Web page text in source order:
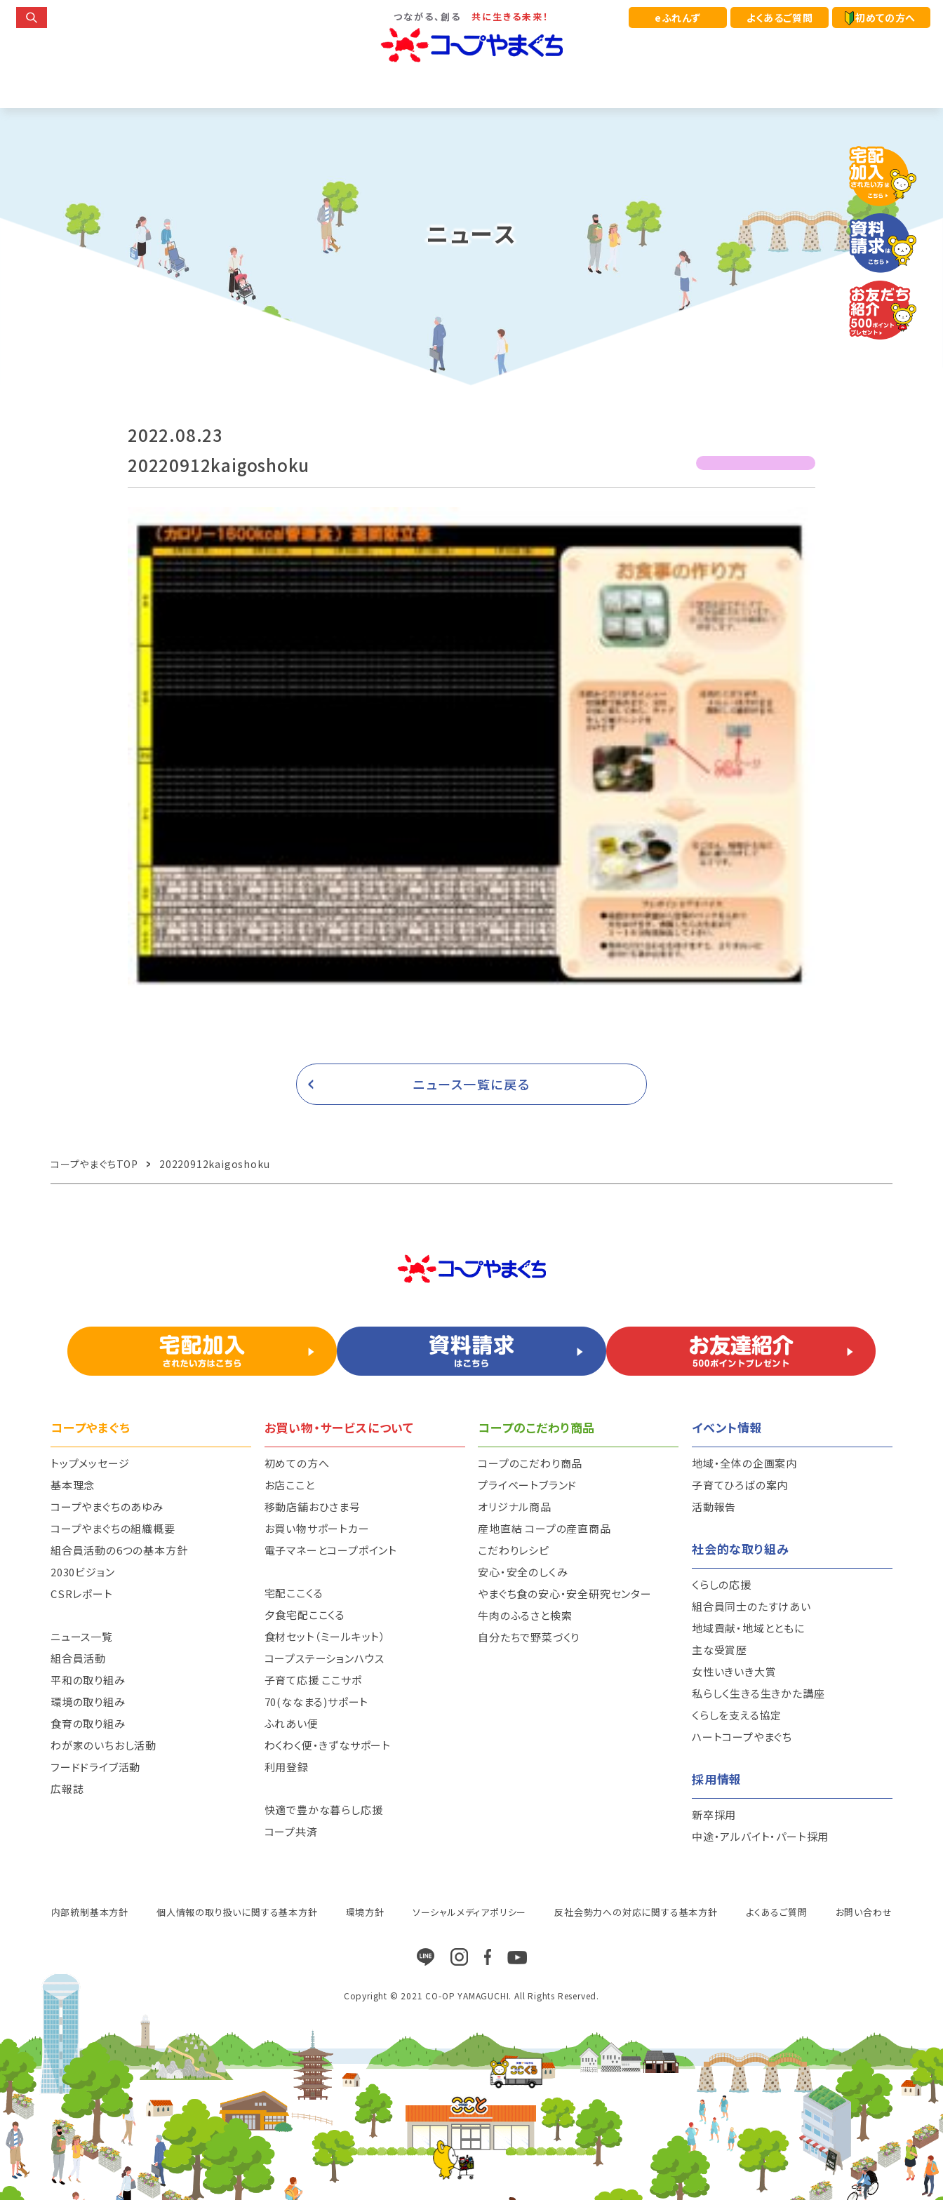
eふれんず よくあるご質問 初めての方へ
つながる、創る 共に生きる未来！
ニュース
2022.08.23
20220912kaigoshoku
ニュース一覧に戻る
コープやまぐちTOP 20220912kaigoshoku
コープやまぐち
トップメッセージ
基本理念
コープやまぐちのあゆみ
コープやまぐちの組織概要
組合員活動の6つの基本方針
2030ビジョン
CSRレポート
ニュース一覧
組合員活動
平和の取り組み
環境の取り組み
食育の取り組み
わが家のいちおし活動
フードドライブ活動
広報誌
お買い物・サービスについて
初めての方へ
お店ここと
移動店舗おひさま号
お買い物サポートカー
電子マネーとコープポイント
宅配ここくる
夕食宅配ここくる
食材セット（ミールキット）
コープステーションハウス
子育て応援 ここサポ
70(ななまる)サポート
ふれあい便
わくわく便・きずなサポート
利用登録
快適で豊かな暮らし応援
コープ共済
コープのこだわり商品
コープのこだわり商品
プライベートブランド
オリジナル商品
産地直結 コープの産直商品
こだわりレシピ
安心・安全のしくみ
やまぐち食の安心・安全研究センター
牛肉のふるさと検索
自分たちで野菜づくり
イベント情報
地域・全体の企画案内
子育てひろばの案内
活動報告
社会的な取り組み
くらしの応援
組合員同士のたすけあい
地域貢献・地域とともに
主な受賞歴
女性いきいき大賞
私らしく生きる生きかた講座
くらしを支える協定
ハートコープやまぐち
採用情報
新卒採用
中途・アルバイト・パート採用
内部統制基本方針 個人情報の取り扱いに関する基本方針 環境方針 ソーシャルメディアポリシー 反社会勢力への対応に関する基本方針 よくあるご質問 お問い合わせ
Copyright © 2021 CO-OP YAMAGUCHI. All Rights Reserved.